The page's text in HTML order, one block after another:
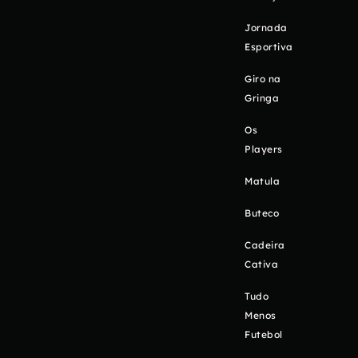
Jornada
Esportiva
Giro na
Gringa
Os
Players
Matula
Buteco
Cadeira
Cativa
Tudo
Menos
Futebol